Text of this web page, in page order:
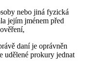
nebo jiná fyzická
jejím jménem před
daní je oprávněn
udělené prokury jednat